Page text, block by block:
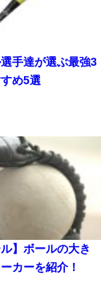
手達が選ぶ最強3
め5選
ル】ボールの大き
カーを紹介！